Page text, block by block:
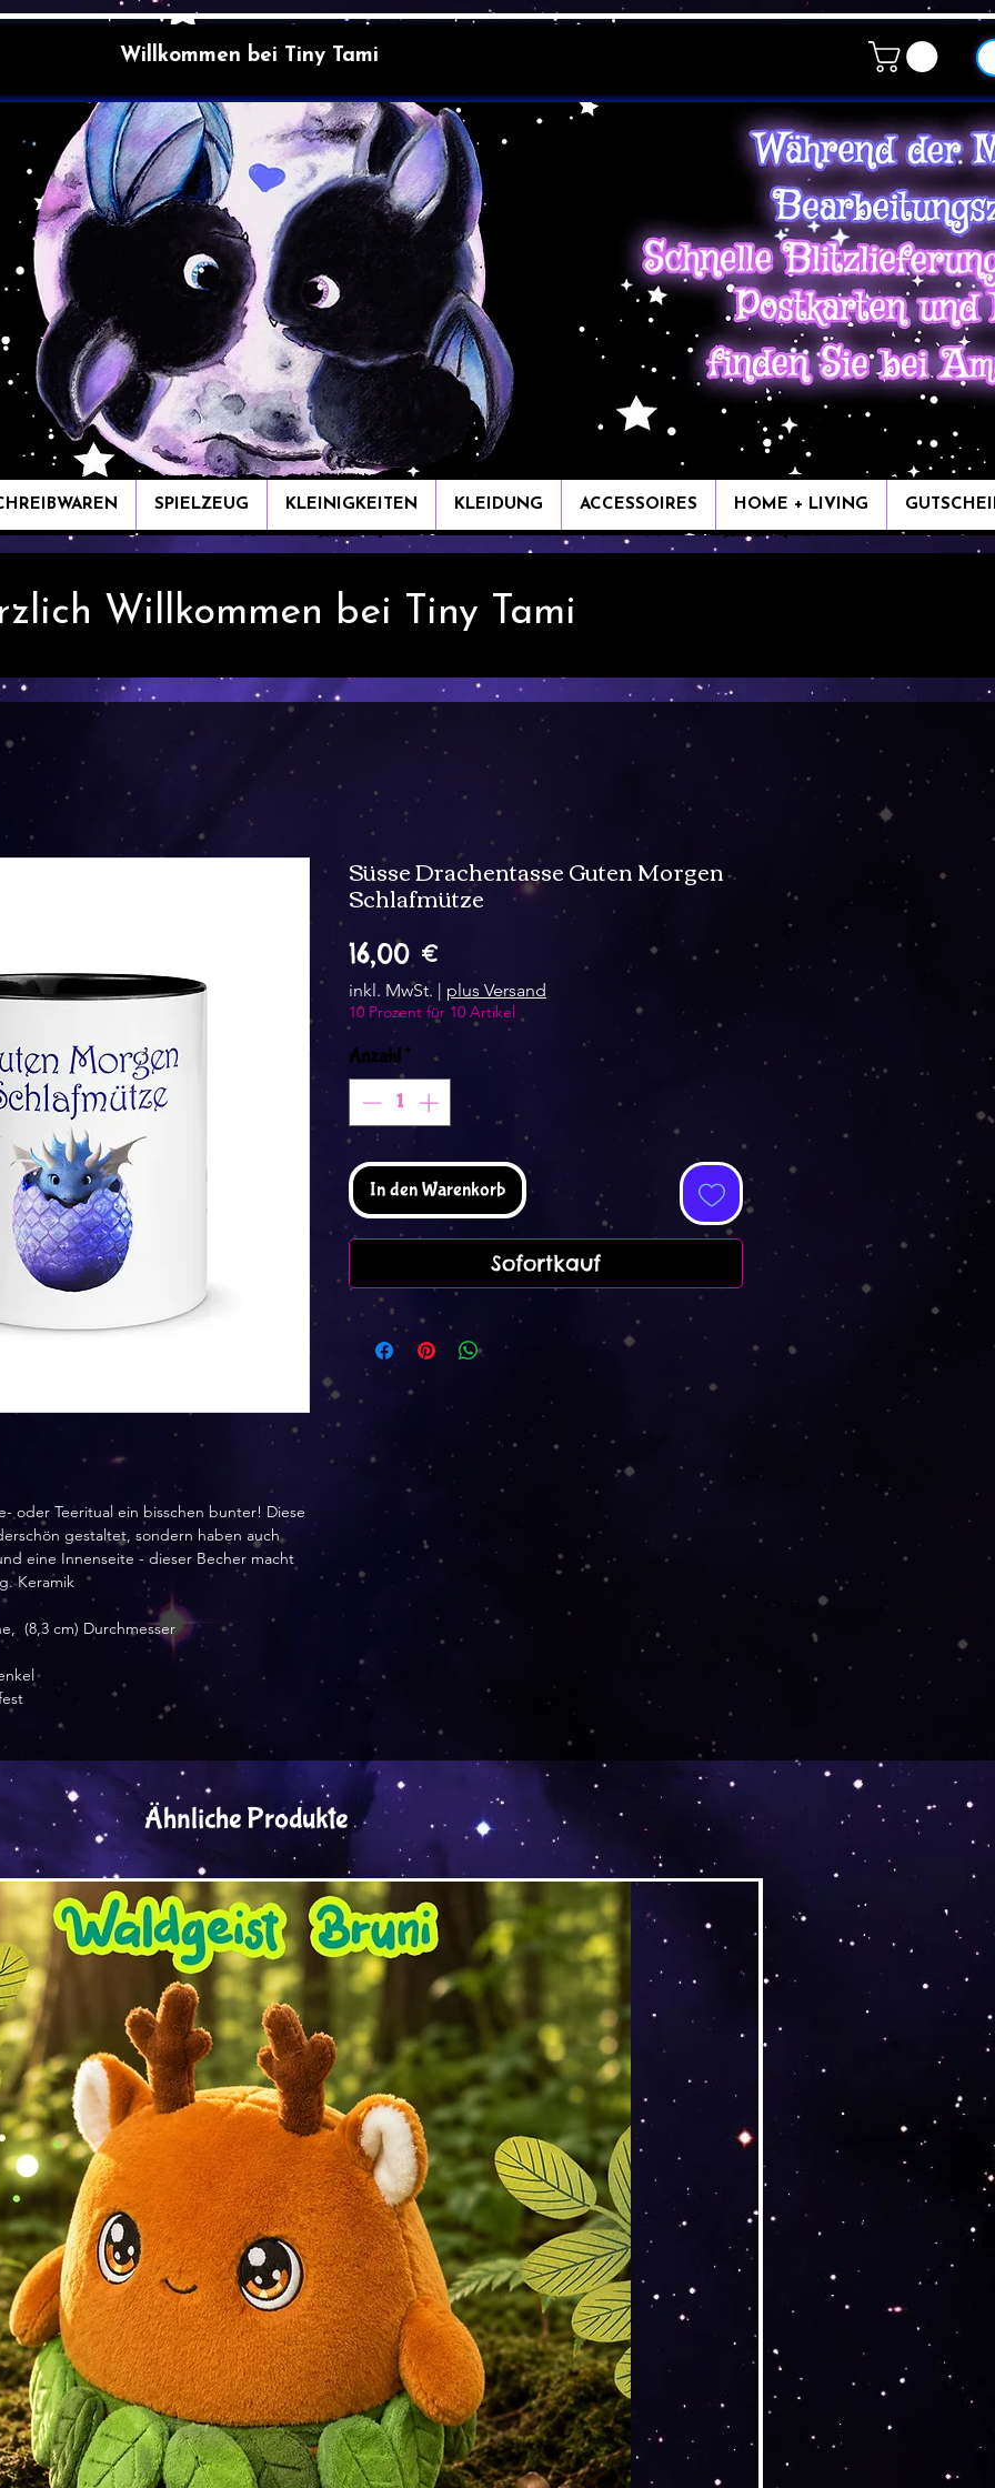
Willkommen bei Tiny Tami
SPIELZEUG KLEINIGKEITEN KLEIDUNG ACCESSOIRES HOME + LIVING
Willkommen bei Tiny Tami
oder Teeritual ein bisschen bunter! Diese
gestaltet, sondern haben auch
eine Innenseite - dieser Becher macht
Keramik
(8,3 cm) Durchmesser
Süsse Drachentasse Guten Morgen
Schlafmütze
16,00 €Preis
inkl. MwSt. | plus Versand
10 Prozent für 10 Artikel
Anzahl*
In den Warenkorb
Sofortkauf
Ähnliche Produkte